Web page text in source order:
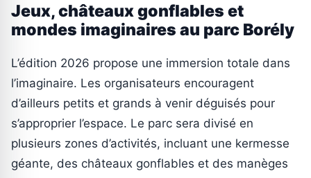
Jeux, châteaux gonflables et
mondes imaginaires au parc Borély
L’édition 2026 propose une immersion totale dans
l’imaginaire. Les organisateurs encouragent
d’ailleurs petits et grands à venir déguisés pour
s’approprier l’espace. Le parc sera divisé en
plusieurs zones d’activités, incluant une kermesse
géante, des châteaux gonflables et des manèges